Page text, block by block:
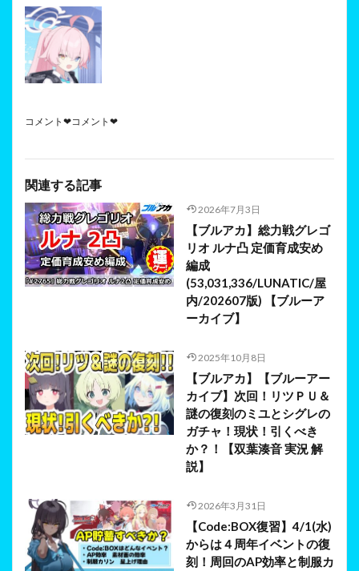
コメント❤コメント❤
関連する記事
2026年7月3日
【ブルアカ】総力戦グレゴ
リオ ルナ凸 定価育成安め
編成
(53,031,336/LUNATIC/屋
内/202607版) 【ブルーア
ーカイブ】
2025年10月8日
【ブルアカ】【ブルーアー
カイブ】次回！リツＰＵ＆
謎の復刻のミユとシグレの
ガチャ！現状！引くべき
か？！【双葉湊音 実況 解
説】
2026年3月31日
【Code:BOX復習】4/1(水)
からは４周年イベントの復
刻！周回のAP効率と制服カ